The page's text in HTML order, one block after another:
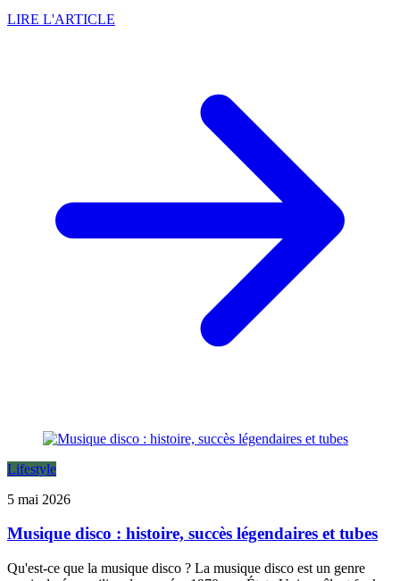
LIRE L'ARTICLE
Lifestyle
5 mai 2026
Musique disco : histoire, succès légendaires et tubes
Qu'est-ce que la musique disco ? La musique disco est un genre